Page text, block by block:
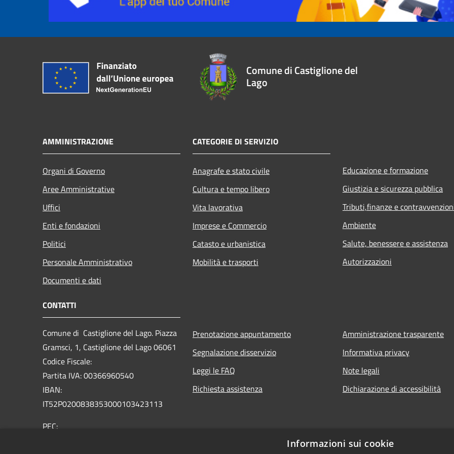
Comune di Castiglione del
Lago
AMMINISTRAZIONE
Organi di Governo
Aree Amministrative
Uffici
Enti e fondazioni
Politici
Personale Amministrativo
Documenti e dati
CATEGORIE DI SERVIZIO
Anagrafe e stato civile
Cultura e tempo libero
Vita lavorativa
Imprese e Commercio
Catasto e urbanistica
Mobilità e trasporti
Educazione e formazione
Giustizia e sicurezza pubblica
Tributi,finanze e
Ambiente
Salute, benessere e assistenza
Autorizzazioni
CONTATTI
Comune di Castiglione del Lago. Piazza
Gramsci, 1, Castiglione del Lago 06061
Codice Fiscale:
Partita IVA: 00366960540
IBAN:
IT52P0200838353000103423113
PEC:
Prenotazione appuntamento
Segnalazione disservizio
Leggi le FAQ
Richiesta assistenza
Amministrazione trasparente
Informativa privacy
Note legali
Dichiarazione di accessibilità
Informazioni sui cookie